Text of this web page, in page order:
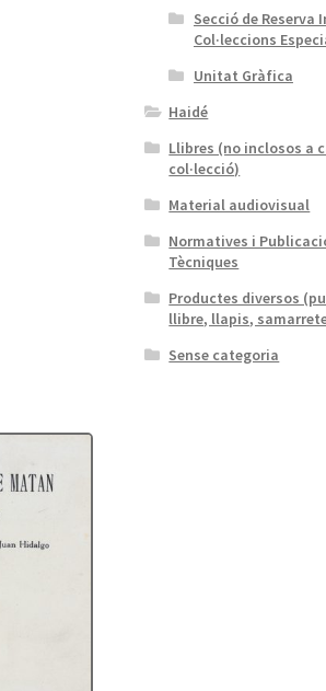
Secció de Reserva
Col·leccions
Unitat Gràfica
Haidé
Llibres (no inclosos a
col·lecció)
Material audiovisual
Normatives i
Tècniques
Productes diversos
llibre, llapis,
Sense categoria